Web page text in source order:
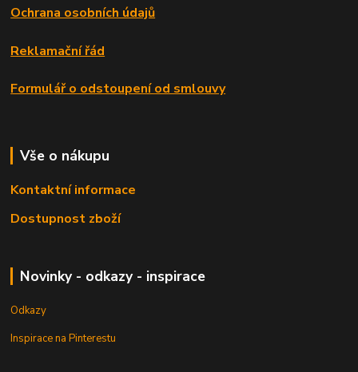
Ochrana osobních údajů
Reklamační řád
Formulář o odstoupení od smlouvy
Vše o nákupu
Kontaktní informace
Dostupnost zboží
Novinky - odkazy - inspirace
Odkazy
Inspirace na Pinterestu